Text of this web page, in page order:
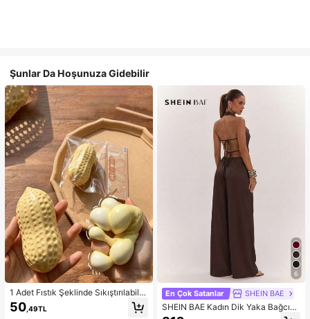
Şunlar Da Hoşunuza Gidebilir
1 Adet Fıstık Şeklinde Sıkıştırılabilir
Stres Oyuncağı, Ofis Rahatlaması v
e Parti Etkileşimi İçin Uygun, Doğu
50 ,49TL
6
En Çok Satanlar SHEIN BAE
SHEIN BAE Kadın Dik Yaka Bağcıklı
Günlük Düz Renk Moda Takımı, Ra